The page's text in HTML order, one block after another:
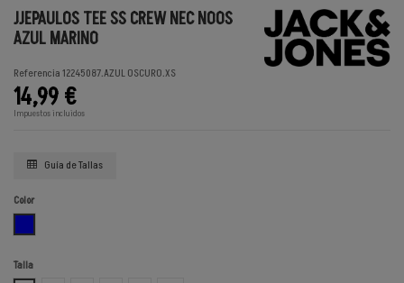
JJEPAULOS TEE SS CREW NEC NOOS
AZUL MARINO
Referencia12245087.AZUL OSCURO.XS
14,99 €
Impuestos incluidos
Guía de Tallas
Color
Talla